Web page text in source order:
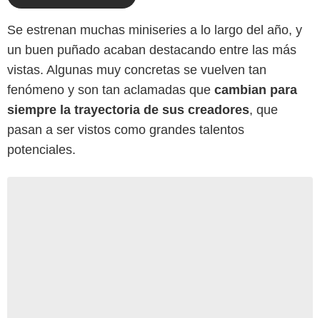
Se estrenan muchas miniseries a lo largo del año, y
un buen puñado acaban destacando entre las más
vistas. Algunas muy concretas se vuelven tan
fenómeno y son tan aclamadas que cambian para
siempre la trayectoria de sus creadores, que
pasan a ser vistos como grandes talentos
potenciales.